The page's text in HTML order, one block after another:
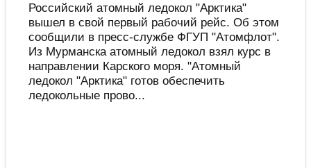
Российский атомный ледокол "Арктика"
вышел в свой первый рабочий рейс. Об этом
сообщили в пресс-службе ФГУП "Атомфлот".
Из Мурманска атомный ледокол взял курс в
направлении Карского моря. "Атомный
ледокол "Арктика" готов обеспечить
ледокольные прово...